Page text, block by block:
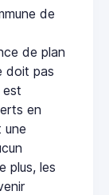
de
de plan
doit pas
est
en
une
plus, les